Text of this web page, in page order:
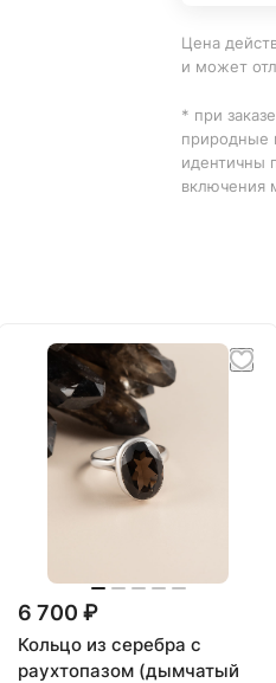
Цена
и может
* при
природные
идентичны
включения
6 700 ₽
Кольцо из серебра с
раухтопазом (дымчатый